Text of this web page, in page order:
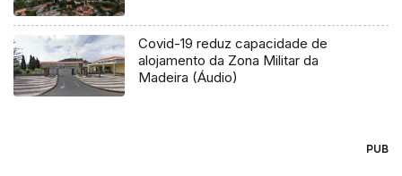
Covid-19 reduz capacidade de
alojamento da Zona Militar da
Madeira (Áudio)
PUB